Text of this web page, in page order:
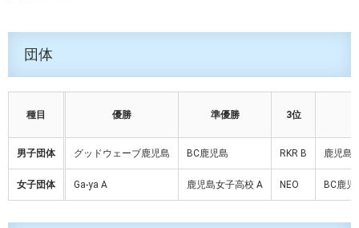
団体
種目 優勝 準優勝 3位
男子団体 グッドウェーブ鹿児島 BC鹿児島 RKR B 鹿児島
女子団体 Ga-ya A 鹿児島女子高校 A NEO BC鹿児